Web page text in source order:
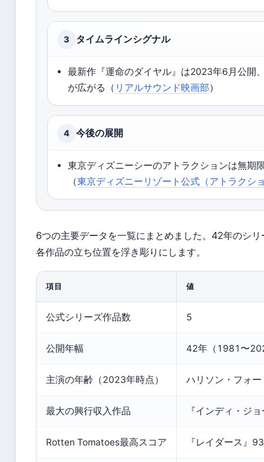
3 タイムラインシグナル
最新作『運命のダイヤル』は2023年6月公開
が広がる（ リアルサウンド映画部）
4 今後の展開
東京ディズニーシーのアトラクションは無期
（東京ディズニーリゾート公式（アトラクシ
6つの主要データを一覧にまとめました。42年のシ
各作品の立ち位置を浮き彫りにします。
項目 値
公式シリーズ作品数 5
公開年幅 42年（1981〜
主演の年齢（2023年時点） ハリソン・フォ
最大の興行収入作品 『インディ・ジ
Rotten Tomatoes最高スコア 『レイダース』